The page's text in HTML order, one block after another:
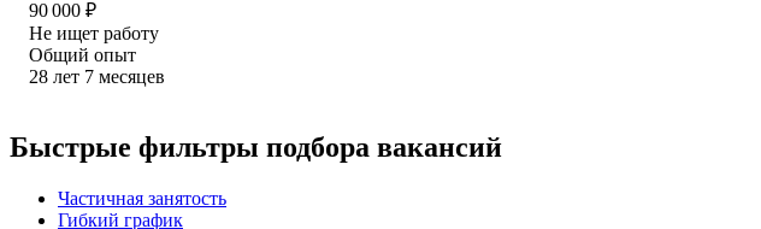
90 000 ₽
Не ищет работу
Общий опыт
28 лет 7 месяцев
Быстрые фильтры подбора вакансий
Частичная занятость
Гибкий график